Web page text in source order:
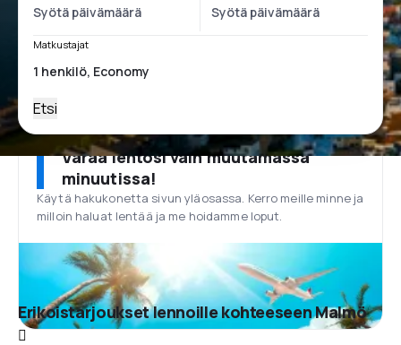
Matkustajat
Etsi
Varaa lentosi vain muutamassa
minuutissa!
Käytä hakukonetta sivun yläosassa. Kerro meille minne ja
milloin haluat lentää ja me hoidamme loput.
Erikoistarjoukset lennoille kohteeseen Malmö